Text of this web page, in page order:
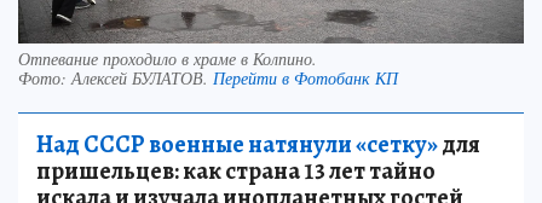
Отпевание проходило в храме в Колпино.
Фото:Алексей БУЛАТОВ. Перейти в Фотобанк КП
Над СССР военные натянули «сетку»для
пришельцев: как страна 13 лет тайно